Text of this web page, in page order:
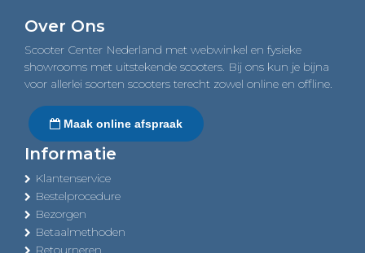
navigation
Over Ons
Scooter Center Nederland met webwinkel en fysieke
showrooms met uitstekende scooters. Bij ons kun je bijna
voor allerlei soorten scooters terecht zowel online en offline.
Maak online afspraak
Informatie
Klantenservice
Bestelprocedure
Bezorgen
Betaalmethoden
Retourneren